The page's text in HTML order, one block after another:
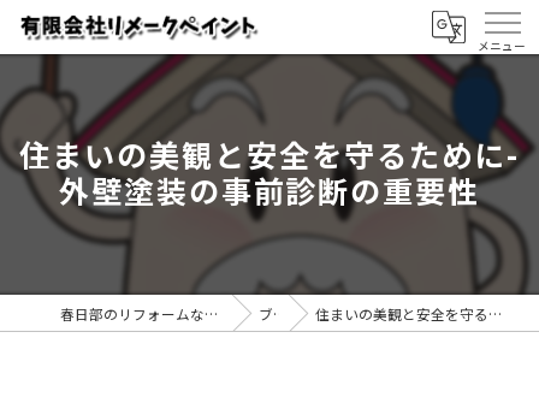
住まいの美観と安全を守るために-
外壁塗装の事前診断の重要性
春日部のリフォームなら有限会社リメークペイント ブログ 住まいの美観と安全を守るために-外壁塗装の事前診断の重要性